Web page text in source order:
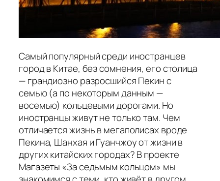
Самый популярный среди иностранцев
город в Китае, без сомнения, его столица
— грандиозно разросшийся Пекин с
семью (а по некоторым данным —
восемью) кольцевыми дорогами. Но
иностранцы живут не только там. Чем
отличается жизнь в мегаполисах вроде
Пекина, Шанхая и Гуанчжоу от жизни в
других китайских городах? В проекте
Магазеты «За седьмым кольцом» мы